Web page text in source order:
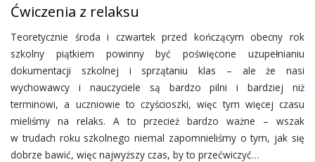
Ćwiczenia z relaksu
Teoretycznie środa i czwartek przed kończącym obecny rok
szkolny piątkiem powinny być poświęcone uzupełnianiu
dokumentacji szkolnej i sprzątaniu klas – ale że nasi
wychowawcy i nauczyciele są bardzo pilni i bardziej niż
terminowi, a uczniowie to czyścioszki, więc tym więcej czasu
mieliśmy na relaks. A to przecież bardzo ważne – wszak
w trudach roku szkolnego niemal zapomnieliśmy o tym, jak się
dobrze bawić, więc najwyższy czas, by to przećwiczyć…